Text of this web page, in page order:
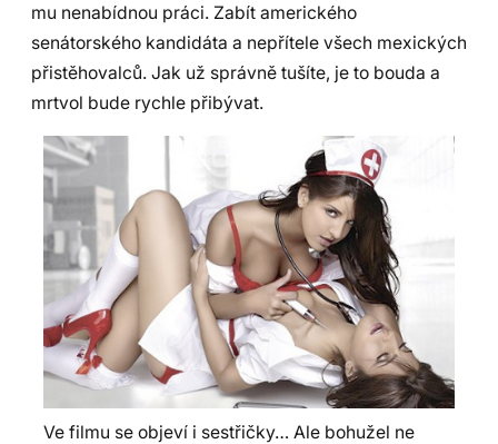
mu nenabídnou práci. Zabít amerického
senátorského kandidáta a nepřítele všech mexických
přistěhovalců. Jak už správně tušíte, je to bouda a
mrtvol bude rychle přibývat.
Ve filmu se objeví i sestřičky… Ale bohužel ne